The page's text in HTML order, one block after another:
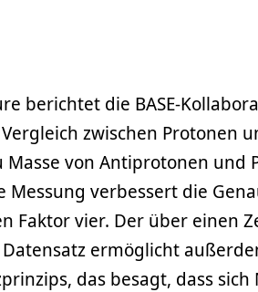
berichtet die BASE-
zwischen Protonen
Masse von Antiprotonen und
Messung verbessert die
Faktor vier. Der über einen
ermöglicht
das besagt, dass